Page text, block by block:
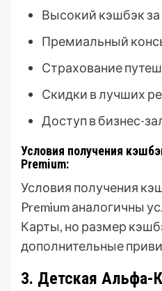
Высокий кэшбэк за
Премиальный
Страхование
Скидки в лучших
Доступ в бизнес-
Условия получения
Premium:
Условия получения
Premium аналогичны
Карты, но размер
дополнительные
3. Детская Альфа-